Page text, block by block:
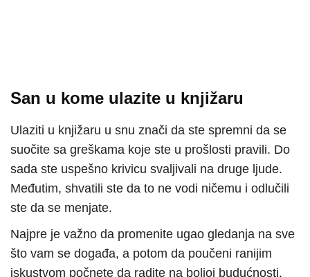
San u kome ulazite u knjižaru
Ulaziti u knjižaru u snu znači da ste spremni da se
suočite sa greškama koje ste u prošlosti pravili. Do
sada ste uspešno krivicu svaljivali na druge ljude.
Međutim, shvatili ste da to ne vodi ničemu i odlučili
ste da se menjate.
Najpre je važno da promenite ugao gledanja na sve
što vam se događa, a potom da poučeni ranijim
iskustvom počnete da radite na boljoj budućnosti.